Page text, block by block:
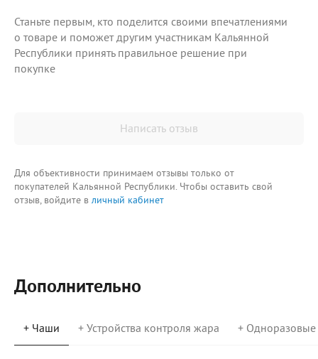
Станьте первым, кто поделится своими впечатлениями
о товаре и поможет другим участникам Кальянной
Республики принять правильное решение при
покупке
Написать отзыв
Для объективности принимаем отзывы только от
покупателей Кальянной Республики. Чтобы оставить свой
отзыв, войдите в личный кабинет
Дополнительно
+ Чаши + Устройства контроля жара +